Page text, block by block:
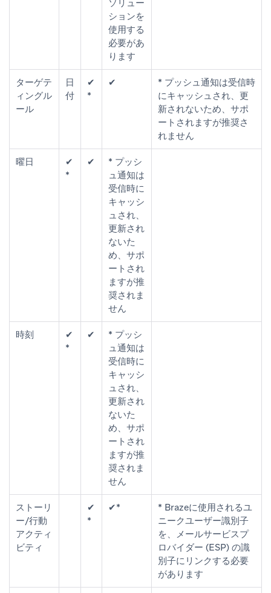
ソリュー
ションを
使用する
必要があ
ります
ターゲテ
ィングル
ール
日
付
✔
*
✔
* プッシュ通知は受信時
にキャッシュされ、更
新されないため、サポ
ートされますが推奨さ
れません
曜日
✔
*
✔
* プッシ
ュ通知は
受信時に
キャッシ
ュされ、
更新され
ないた
め、サポ
ートされ
ますが推
奨されま
せん
時刻
✔
*
✔
* プッシ
ュ通知は
受信時に
キャッシ
ュされ、
更新され
ないた
め、サポ
ートされ
ますが推
奨されま
せん
ストーリ
ー/行動
アクティ
ビティ
✔
*
✔*
* Brazeに使用されるユ
ニークユーザー識別子
を、メールサービスプ
ロバイダー (ESP) の識
別子にリンクする必要
があります